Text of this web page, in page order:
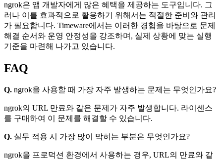
ngrok은 앱 개발자에게 많은 혜택을 제공하는 도구입니다. 그
러나 이를 효과적으로 활용하기 위해서는 적절한 준비와 관리
가 필요합니다. Timeware에서는 이러한 경험을 바탕으로 문제
해결 순서와 운영 안정성을 강조하며, 실제 상황에 맞는 실행
기준을 마련해 나가고 있습니다.
FAQ
Q. ngrok을 사용할 때 가장 자주 발생하는 문제는 무엇인가요?
ngrok의 URL 만료와 같은 문제가 자주 발생합니다. 라이센스
를 구매하여 이 문제를 해결할 수 있습니다.
Q. 실무 적용 시 가장 많이 막히는 부분은 무엇인가요?
ngrok을 프로덕션 환경에서 사용하는 경우, URL의 만료와 같